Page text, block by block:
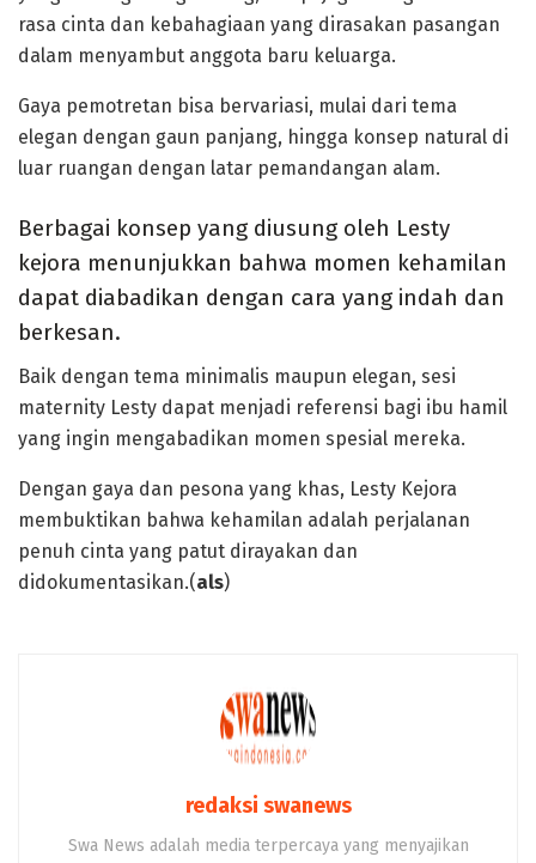
rasa cinta dan kebahagiaan yang dirasakan pasangan
dalam menyambut anggota baru keluarga.
Gaya pemotretan bisa bervariasi, mulai dari tema
elegan dengan gaun panjang, hingga konsep natural di
luar ruangan dengan latar pemandangan alam.
Berbagai konsep yang diusung oleh Lesty
kejora menunjukkan bahwa momen kehamilan
dapat diabadikan dengan cara yang indah dan
berkesan.
Baik dengan tema minimalis maupun elegan, sesi
maternity Lesty dapat menjadi referensi bagi ibu hamil
yang ingin mengabadikan momen spesial mereka.
Dengan gaya dan pesona yang khas, Lesty Kejora
membuktikan bahwa kehamilan adalah perjalanan
penuh cinta yang patut dirayakan dan
didokumentasikan.(als)
redaksi swanews
Swa News adalah media terpercaya yang menyajikan